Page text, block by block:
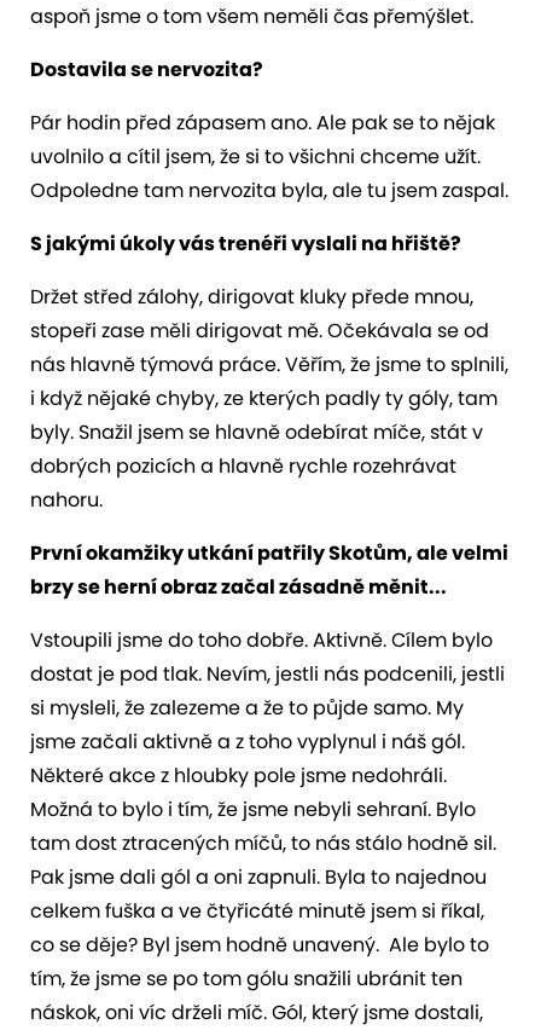
aspoň jsme o tom všem neměli čas přemýšlet.
Dostavila se nervozita?
Pár hodin před zápasem ano. Ale pak se to nějak
uvolnilo a cítil jsem, že si to všichni chceme užít.
Odpoledne tam nervozita byla, ale tu jsem zaspal.
S jakými úkoly vás trenéři vyslali na hřiště?
Držet střed zálohy, dirigovat kluky přede mnou,
stopeři zase měli dirigovat mě. Očekávala se od
nás hlavně týmová práce. Věřím, že jsme to splnili,
i když nějaké chyby, ze kterých padly ty góly, tam
byly. Snažil jsem se hlavně odebírat míče, stát v
dobrých pozicích a hlavně rychle rozehrávat
nahoru.
První okamžiky utkání patřily Skotům, ale velmi
brzy se herní obraz začal zásadně měnit...
Vstoupili jsme do toho dobře. Aktivně. Cílem bylo
dostat je pod tlak. Nevím, jestli nás podcenili, jestli
si mysleli, že zalezeme a že to půjde samo. My
jsme začali aktivně a z toho vyplynul i náš gól.
Některé akce z hloubky pole jsme nedohráli.
Možná to bylo i tím, že jsme nebyli sehraní. Bylo
tam dost ztracených míčů, to nás stálo hodně sil.
Pak jsme dali gól a oni zapnuli. Byla to najednou
celkem fuška a ve čtyřicáté minutě jsem si říkal,
co se děje? Byl jsem hodně unavený. Ale bylo to
tím, že jsme se po tom gólu snažili ubránit ten
náskok, oni víc drželi míč. Gól, který jsme dostali,